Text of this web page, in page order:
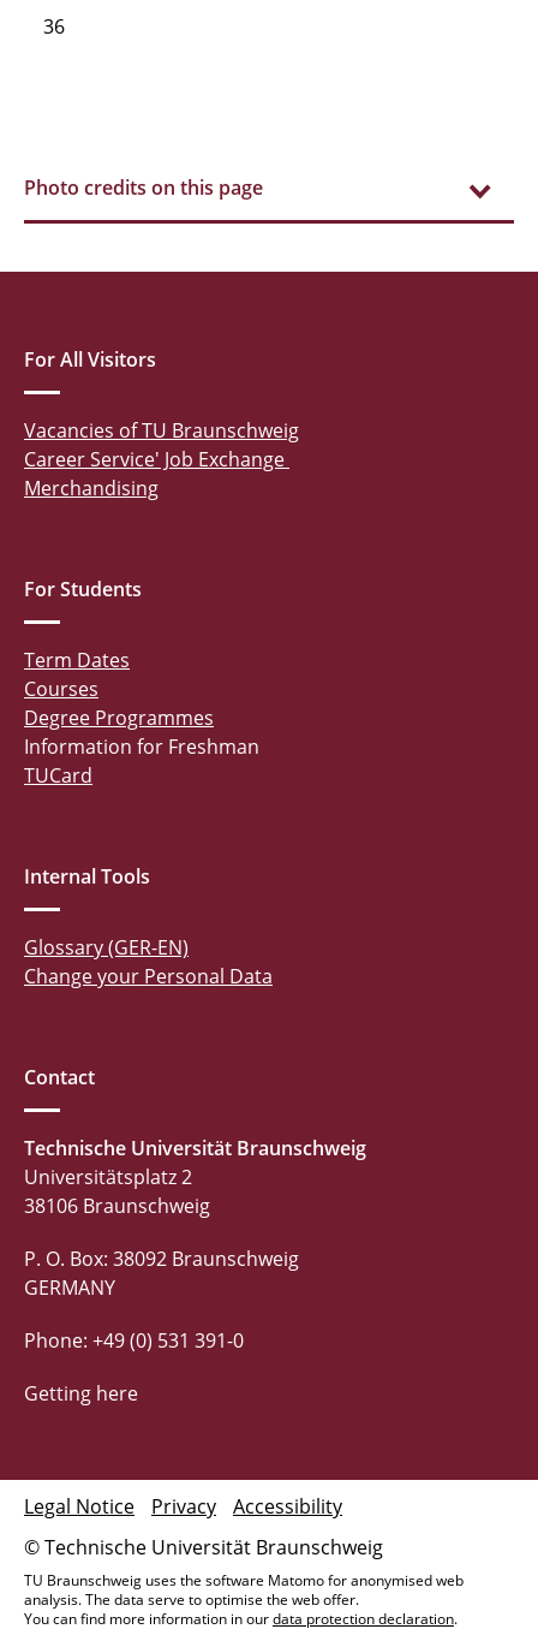
36
Photo credits on this page
For All Visitors
Vacancies of TU Braunschweig
Career Service' Job Exchange
Merchandising
For Students
Term Dates
Courses
Degree Programmes
Information for Freshman
TUCard
Internal Tools
Glossary (GER-EN)
Change your Personal Data
Contact
Technische Universität Braunschweig
Universitätsplatz 2
38106 Braunschweig
P. O. Box: 38092 Braunschweig
GERMANY
Phone: +49 (0) 531 391-0
Getting here
© Technische Universität Braunschweig
Legal Notice Privacy Accessibility
TU Braunschweig uses the software Matomo for anonymised web
analysis. The data serve to optimise the web offer.
You can find more information in ourdata protection declaration.